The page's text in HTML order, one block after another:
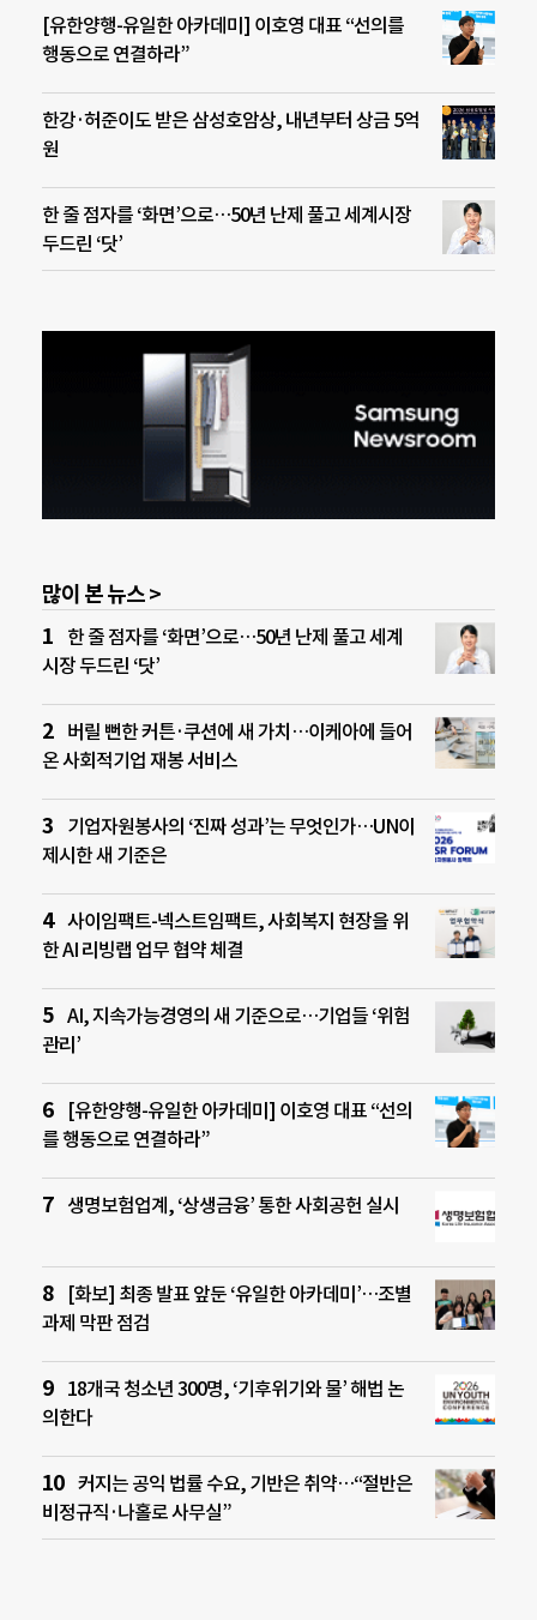
[유한양행-유일한 아카데미] 이호영 대표 “선의를
행동으로 연결하라”
한강·허준이도 받은 삼성호암상, 내년부터 상금 5억
원
한 줄 점자를 ‘화면’으로…50년 난제 풀고 세계시장
두드린 ‘닷’
많이 본 뉴스 >
한 줄 점자를 ‘화면’으로…50년 난제 풀고 세계
시장 두드린 ‘닷’
버릴 뻔한 커튼·쿠션에 새 가치…이케아에 들어
온 사회적기업 재봉 서비스
기업자원봉사의 ‘진짜 성과’는 무엇인가…UN이
제시한 새 기준은
사이임팩트-넥스트임팩트, 사회복지 현장을 위
한 AI 리빙랩 업무 협약 체결
AI, 지속가능경영의 새 기준으로…기업들 ‘위험
관리’
[유한양행-유일한 아카데미] 이호영 대표 “선의
를 행동으로 연결하라”
생명보험업계, ‘상생금융’ 통한 사회공헌 실시
[화보] 최종 발표 앞둔 ‘유일한 아카데미’…조별
과제 막판 점검
18개국 청소년 300명, ‘기후위기와 물’ 해법 논
의한다
커지는 공익 법률 수요, 기반은 취약…“절반은
비정규직·나홀로 사무실”